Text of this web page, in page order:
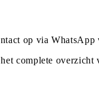
op via WhatsApp
complete